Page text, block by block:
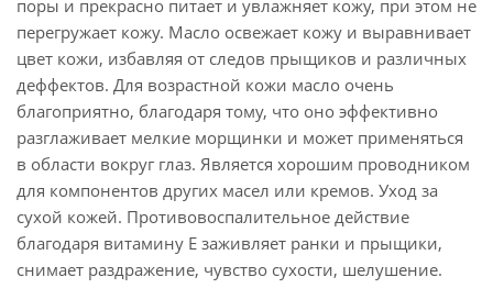
поры и прекрасно питает и увлажняет кожу, при этом не
перегружает кожу. Масло освежает кожу и выравнивает
цвет кожи, избавляя от следов прыщиков и различных
деффектов. Для возрастной кожи масло очень
благоприятно, благодаря тому, что оно эффективно
разглаживает мелкие морщинки и может применяться
в области вокруг глаз. Является хорошим проводником
для компонентов других масел или кремов. Уход за
сухой кожей. Противовоспалительное действие
благодаря витамину Е заживляет ранки и прыщики,
снимает раздражение, чувство сухости, шелушение.